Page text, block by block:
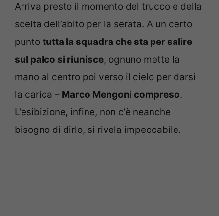
Arriva presto il momento del trucco e della
scelta dell’abito per la serata. A un certo
punto tutta la squadra che sta per salire
sul palco si riunisce, ognuno mette la
mano al centro poi verso il cielo per darsi
la carica – Marco Mengoni compreso.
L’esibizione, infine, non c’è neanche
bisogno di dirlo, si rivela impeccabile.